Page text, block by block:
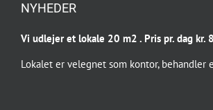
NYHEDER
Vi udlejer et lokale 20 m2 . Pris pr. dag kr.
Lokalet er velegnet som kontor, behandler